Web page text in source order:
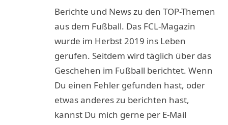
Berichte und News zu den TOP-Themen
aus dem Fußball. Das FCL-Magazin
wurde im Herbst 2019 ins Leben
gerufen. Seitdem wird täglich über das
Geschehen im Fußball berichtet. Wenn
Du einen Fehler gefunden hast, oder
etwas anderes zu berichten hast,
kannst Du mich gerne per E-Mail